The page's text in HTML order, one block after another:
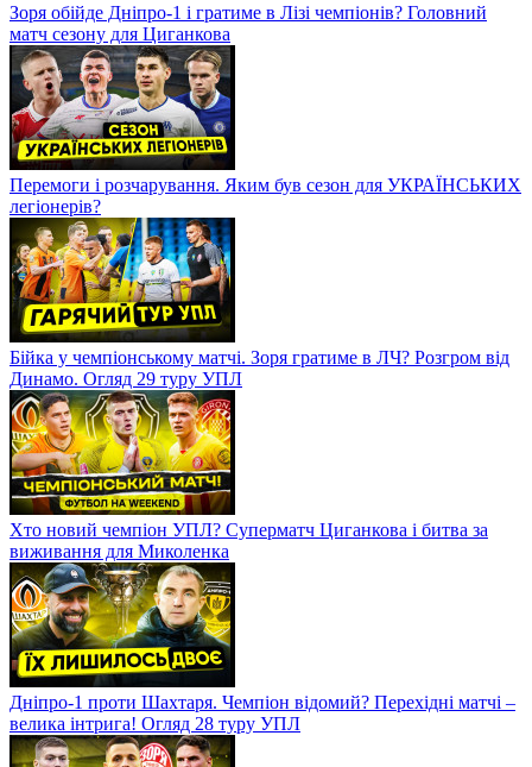
Зоря обійде Дніпро-1 і гратиме в Лізі чемпіонів? Головний
матч сезону для Циганкова
Перемоги і розчарування. Яким був сезон для УКРАЇНСЬКИХ
легіонерів?
Бійка у чемпіонському матчі. Зоря гратиме в ЛЧ? Розгром від
Динамо. Огляд 29 туру УПЛ
Хто новий чемпіон УПЛ? Суперматч Циганкова і битва за
виживання для Миколенка
Дніпро-1 проти Шахтаря. Чемпіон відомий? Перехідні матчі –
велика інтрига! Огляд 28 туру УПЛ